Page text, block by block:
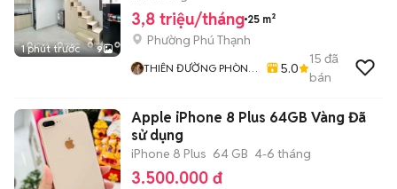
1 phút trước 9
3,8 triệu/tháng 25 m²
Phường Phú Thạnh
THIÊN ĐƯỜNG PHÒNG
5.0
15 đã
bán
Apple iPhone 8 Plus 64GB Vàng Đã
sử dụng
iPhone 8 Plus 64 GB 4-6 tháng
3.500.000 đ